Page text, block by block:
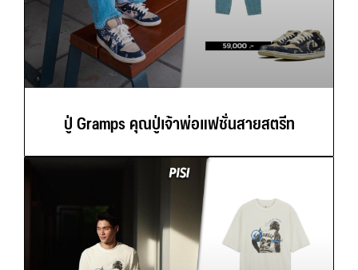
ปู่ Gramps คุณปู่เจ้าพ่อแฟชั่นสายสตรีท